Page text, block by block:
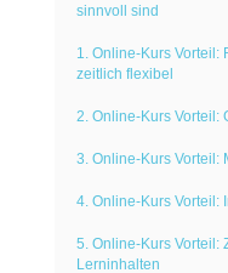
sinnvoll sind
1. Online-Kurs Vorteil:
zeitlich flexibel
2. Online-Kurs Vorteil:
3. Online-Kurs Vorteil:
4. Online-Kurs Vorteil:
5. Online-Kurs Vorteil:
Lerninhalten